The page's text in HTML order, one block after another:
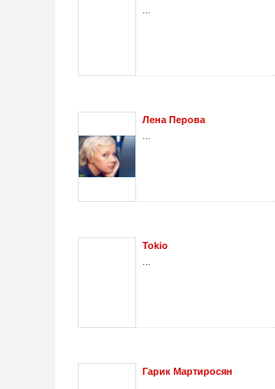
Лена Перова
Tokio
Гарик Мартиросян